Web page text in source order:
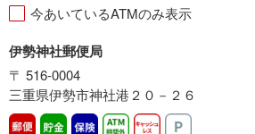
今あいているATMのみ表示
伊勢神社郵便局
〒 516-0004
三重県伊勢市神社港２０－２６
郵便 貯金 保険 ATM時間外キャッシュレス